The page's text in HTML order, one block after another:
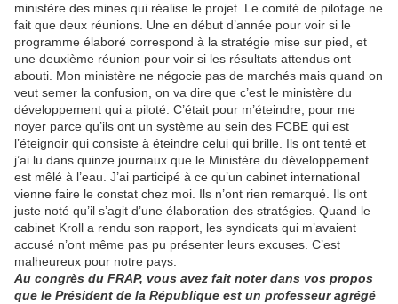
ministère des mines qui réalise le projet. Le comité de pilotage ne
fait que deux réunions. Une en début d’année pour voir si le
programme élaboré correspond à la stratégie mise sur pied, et
une deuxième réunion pour voir si les résultats attendus ont
abouti. Mon ministère ne négocie pas de marchés mais quand on
veut semer la confusion, on va dire que c’est le ministère du
développement qui a piloté. C’était pour m’éteindre, pour me
noyer parce qu’ils ont un système au sein des FCBE qui est
l’éteignoir qui consiste à éteindre celui qui brille. Ils ont tenté et
j’ai lu dans quinze journaux que le Ministère du développement
est mêlé à l’eau. J’ai participé à ce qu’un cabinet international
vienne faire le constat chez moi. Ils n’ont rien remarqué. Ils ont
juste noté qu’il s’agit d’une élaboration des stratégies. Quand le
cabinet Kroll a rendu son rapport, les syndicats qui m’avaient
accusé n’ont même pas pu présenter leurs excuses. C’est
malheureux pour notre pays.
Au congrès du FRAP, vous avez fait noter dans vos propos
que le Président de la République est un professeur agrégé